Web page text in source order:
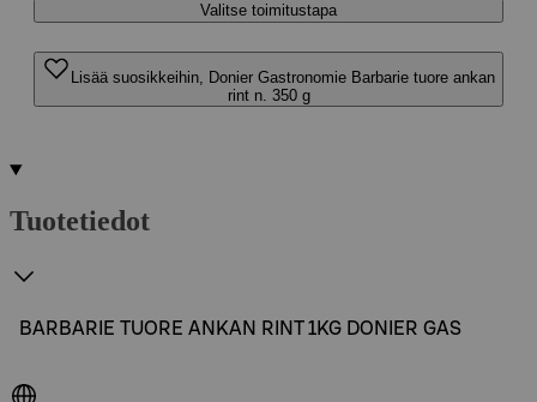
Valitse toimitustapa
Lisää suosikkeihin, Donier Gastronomie Barbarie tuore ankan
rint n. 350 g
Tuotetiedot
BARBARIE TUORE ANKAN RINT 1KG DONIER GAS